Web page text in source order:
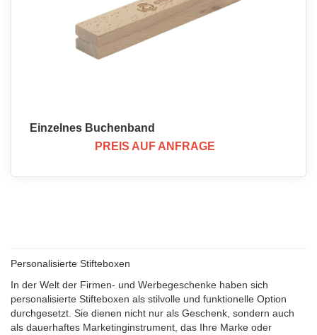
Einzelnes Buchenband
PREIS AUF ANFRAGE
Personalisierte Stifteboxen
In der Welt der Firmen- und Werbegeschenke haben sich
personalisierte Stifteboxen als stilvolle und funktionelle Option
durchgesetzt. Sie dienen nicht nur als Geschenk, sondern auch
als dauerhaftes Marketinginstrument, das Ihre Marke oder